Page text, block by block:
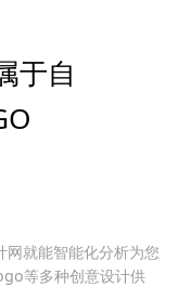
于自
就能智能化分析为您
等多种创意设计供